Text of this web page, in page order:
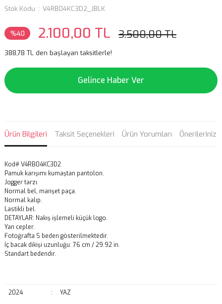
Stok Kodu
V4RB04KC3D2_JBLK
%40 2.100,00 TL 3.500,00 TL
388,78 TL den başlayan taksitlerle!
Gelince Haber Ver
Ürün Bilgileri Taksit Seçenekleri Ürün Yorumları Önerileriniz
Kod# V4RB04KC3D2
Pamuk karışımı kumaştan pantolon.
Jogger tarzı.
Normal bel, manşet paça.
Normal kalıp.
Lastikli bel.
DETAYLAR: Nakış işlemeli küçük logo.
Yan cepler.
Fotoğrafta S beden gösterilmektedir.
İç bacak dikişi uzunluğu: 76 cm / 29.92 in.
Standart bedendir.
2024 : YAZ